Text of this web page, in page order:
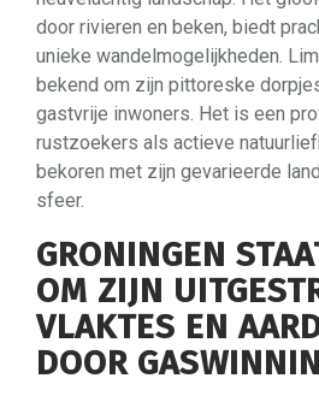
door rivieren en beken, biedt
unieke wandelmogelijkheden.
bekend om zijn pittoreske
gastvrije inwoners. Het is een
rustzoekers als actieve
bekoren met zijn gevarieerde
sfeer.
GRONINGEN
OM ZIJN
VLAKTES EN
DOOR